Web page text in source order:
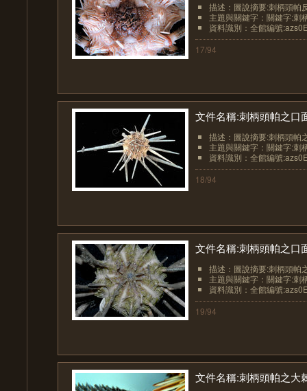
描述：圖說摘要:刺柄頭帕
主題與關鍵字：關鍵字:刺
資料識別：全館編號
17/94
文件名稱:刺柄頭帕之口
描述：圖說摘要:刺柄頭帕
主題與關鍵字：關鍵字:刺
資料識別：全館編號
18/94
文件名稱:刺柄頭帕之口
描述：圖說摘要:刺柄頭帕
主題與關鍵字：關鍵字:刺
資料識別：全館編號
19/94
文件名稱:刺柄頭帕之大